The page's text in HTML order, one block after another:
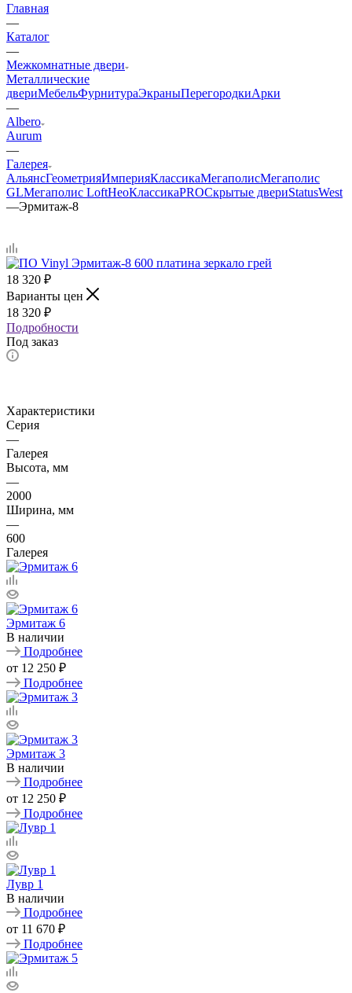
Главная
—
Каталог
—
Межкомнатные двери
Металлические
двериМебельФурнитураЭкраныПерегородкиАрки
—
Albero
Aurum
—
Галерея
АльянсГеометрияИмперияКлассикаМегаполисМегаполис
GLМегаполис LoftНеоКлассикаPROСкрытые двериStatusWest
—Эрмитаж-8
18 320 ₽
Варианты цен
18 320 ₽
Подробности
Под заказ
Характеристики
Серия
—
Галерея
Высота, мм
—
2000
Ширина, мм
—
600
Галерея
Эрмитаж 6
В наличии
Подробнее
от 12 250 ₽
Подробнее
Эрмитаж 3
В наличии
Подробнее
от 12 250 ₽
Подробнее
Лувр 1
В наличии
Подробнее
от 11 670 ₽
Подробнее